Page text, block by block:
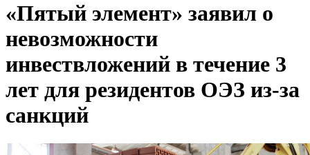
«Пятый элемент» заявил о
невозможности
инвествложений в течение 3
лет для резидентов ОЭЗ из-за
санкций